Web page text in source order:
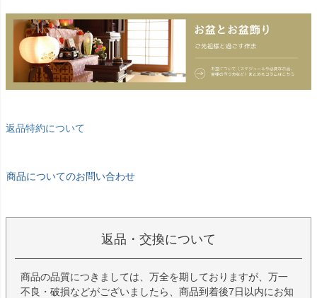
返品特約について
商品についてのお問い合わせ
返品・交換について
商品の品質につきましては、万全を期しておりますが、万一
不良・破損などがございましたら、商品到着後7日以内にお知